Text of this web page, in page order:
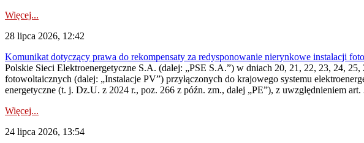
Więcej...
28 lipca 2026, 12:42
Komunikat dotyczący prawa do rekompensaty za redysponowanie nierynkowe instalacji
Polskie Sieci Elektroenergetyczne S.A. (dalej: „PSE S.A.”) w dniach 20, 21, 22, 23, 24,
fotowoltaicznych (dalej: „Instalacje PV”) przyłączonych do krajowego systemu
energetyczne (t. j. Dz.U. z 2024 r., poz. 266 z późn. zm., dalej „PE”), z uwzględnieniem
Więcej...
24 lipca 2026, 13:54